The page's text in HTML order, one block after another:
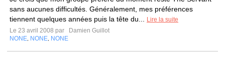
sans aucunes difficultés. Généralement, mes préférences
tiennent quelques années puis la tête du...
Lire la suite
Le 23 avril 2008 par
Damien Guillot
NONE NONE NONE